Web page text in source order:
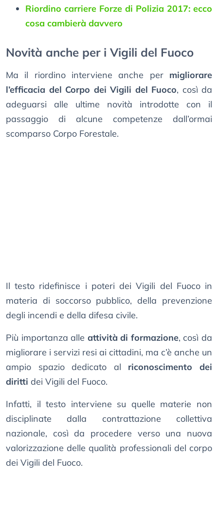
Riordino carriere Forze di Polizia 2017: ecco
cosa cambierà davvero
Novità anche per i Vigili del Fuoco
Ma il riordino interviene anche per migliorare
l’efficacia del Corpo dei Vigili del Fuoco, così da
adeguarsi alle ultime novità introdotte con il
passaggio di alcune competenze dall’ormai
scomparso Corpo Forestale.
Il testo ridefinisce i poteri dei Vigili del Fuoco in
materia di soccorso pubblico, della prevenzione
degli incendi e della difesa civile.
Più importanza alle attività di formazione, così da
migliorare i servizi resi ai cittadini, ma c’è anche un
ampio spazio dedicato al riconoscimento dei
diritti dei Vigili del Fuoco.
Infatti, il testo interviene su quelle materie non
disciplinate dalla contrattazione collettiva
nazionale, così da procedere verso una nuova
valorizzazione delle qualità professionali del corpo
dei Vigili del Fuoco.